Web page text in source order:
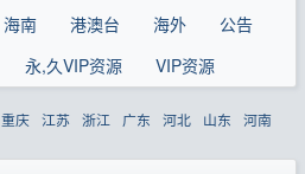
海南 港澳台 海外
公告
永,久VIP资源 VIP资源
重庆 江苏 浙江 广东 河北 山东
河南